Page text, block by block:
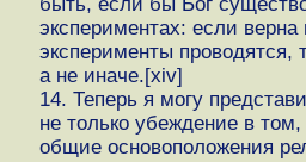
экспериментах: если верна
эксперименты проводятся,
а не иначе.[xiv]
14. Теперь я могу
не только убеждение в
общие основоположения